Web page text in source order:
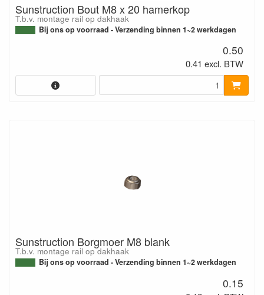
Sunstruction Bout M8 x 20 hamerkop
T.b.v. montage rail op dakhaak
Bij ons op voorraad - Verzending binnen 1~2 werkdagen
0.50
0.41 excl. BTW
Sunstruction Borgmoer M8 blank
T.b.v. montage rail op dakhaak
Bij ons op voorraad - Verzending binnen 1~2 werkdagen
0.15